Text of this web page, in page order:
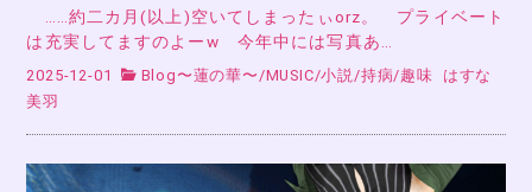
……約二カ月(以上)空いてしまったぃorz。 プライベート
は充実してますのよーw 今年中には写真あ…
2025-12-01 Blog〜蓮の華〜 /MUSIC/小説 /持病/趣味
はすな
美羽